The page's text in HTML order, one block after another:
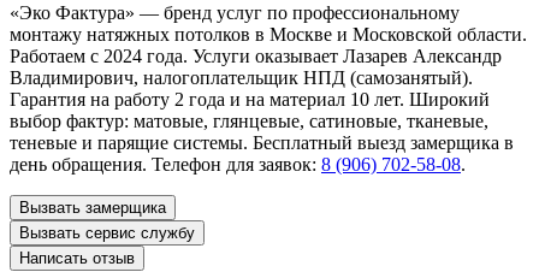
«Эко Фактура» — бренд услуг по профессиональному
монтажу натяжных потолков в Москве и Московской области.
Работаем с 2024 года. Услуги оказывает Лазарев Александр
Владимирович, налогоплательщик НПД (самозанятый).
Гарантия на работу 2 года и на материал 10 лет. Широкий
выбор фактур: матовые, глянцевые, сатиновые, тканевые,
теневые и парящие системы. Бесплатный выезд замерщика в
день обращения. Телефон для заявок: 8 (906) 702-58-08.
Вызвать замерщика
Вызвать сервис службу
Написать отзыв